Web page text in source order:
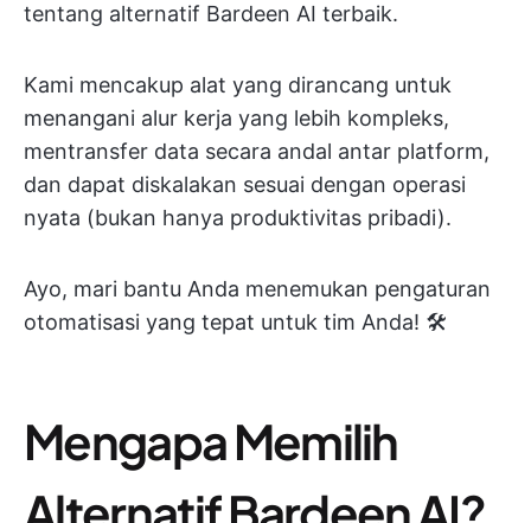
tentang alternatif Bardeen AI terbaik.
Kami mencakup alat yang dirancang untuk
menangani alur kerja yang lebih kompleks,
mentransfer data secara andal antar platform,
dan dapat diskalakan sesuai dengan operasi
nyata (bukan hanya produktivitas pribadi).
Ayo, mari bantu Anda menemukan pengaturan
otomatisasi yang tepat untuk tim Anda! 🛠️
Mengapa Memilih